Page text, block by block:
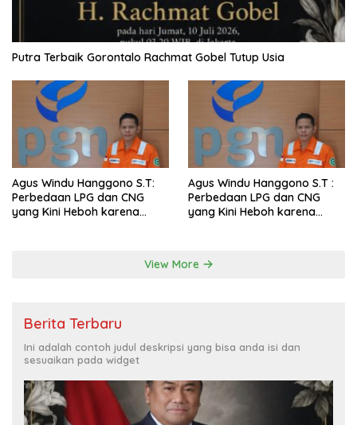
Putra Terbaik Gorontalo Rachmat Gobel Tutup Usia
Agus Windu Hanggono S.T:
Perbedaan LPG dan CNG
yang Kini Heboh karena
Agus Windu Hanggono S.T :
Perbedaan LPG dan CNG
yang Kini Heboh karena
View More
Berita Terbaru
Ini adalah contoh judul deskripsi yang bisa anda isi dan
sesuaikan pada widget